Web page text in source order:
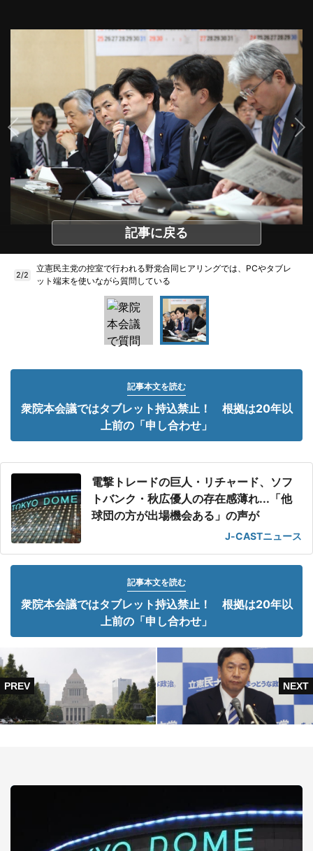
記事に戻る
2/2
立憲民主党の控室で行われる野党合同ヒアリングでは、PCやタブレ
ット端末を使いながら質問している
記事本文を読む
衆院本会議ではタブレット持込禁止！ 根拠は20年以
上前の「申し合わせ」
電撃トレードの巨人・リチャード、ソフ
トバンク・秋広優人の存在感薄れ...「他
球団の方が出場機会ある」の声が
J-CASTニュース
記事本文を読む
衆院本会議ではタブレット持込禁止！ 根拠は20年以
上前の「申し合わせ」